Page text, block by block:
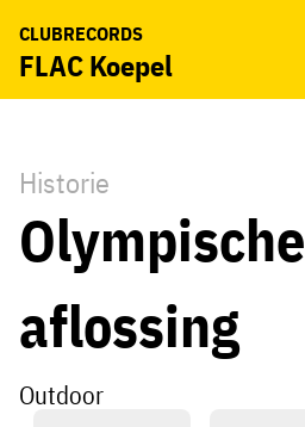
CLUBRECORDS
FLAC Koepel
Historie
Olympische
aflossing
Outdoor